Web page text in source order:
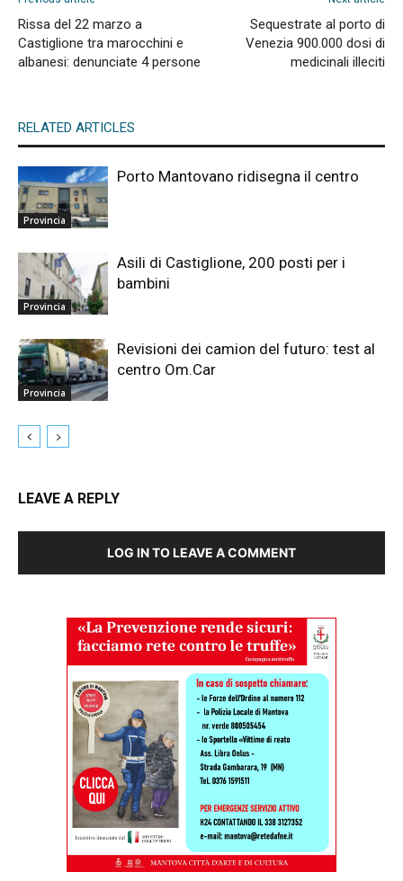
Rissa del 22 marzo a
Castiglione tra marocchini e
albanesi: denunciate 4 persone
Sequestrate al porto di
Venezia 900.000 dosi di
medicinali illeciti
RELATED ARTICLES
Provincia
Porto Mantovano ridisegna il centro
Provincia
Asili di Castiglione, 200 posti per i
bambini
Provincia
Revisioni dei camion del futuro: test al
centro Om.Car
LEAVE A REPLY
LOG IN TO LEAVE A COMMENT